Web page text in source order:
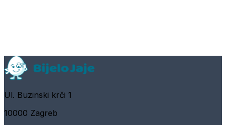
Ul. Buzinski krči 1
10000 Zagreb